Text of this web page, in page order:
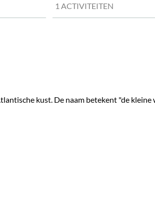
1 ACTIVITEITEN
kust. De naam betekent "de